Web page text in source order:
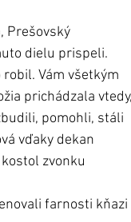
Prešovský
dielu prispeli.
robil. Vám všetkým
prichádzala vtedy,
pomohli, stáli
vďaky dekan
zvonku
farnosti kňazi